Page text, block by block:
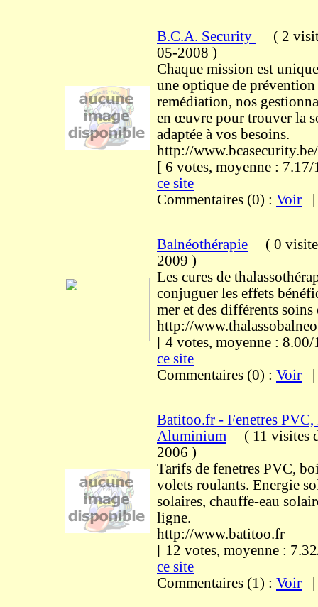
B.C.A. Security ( 2
05-2008 )
Chaque mission est
une optique de prévention
remédiation, nos
en œuvre pour trouver la
adaptée à vos besoins.
http://www.bcasecurity.be/
[ 6 votes, moyenne :
ce site
Commentaires (0) : Voir
Balnéothérapie ( 0
2009 )
Les cures de
conjuguer les effets
mer et des différents
http://
[ 4 votes, moyenne :
ce site
Commentaires (0) : Voir
Batitoo.fr - Fenetres PVC,
Aluminium ( 11 visites
2006 )
Tarifs de fenetres PVC,
volets roulants. Energie
solaires, chauffe-eau
ligne.
http://www.batitoo.fr
[ 12 votes, moyenne :
ce site
Commentaires (1) : Voir